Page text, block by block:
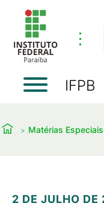
⋮
IFPB
Matérias Especiais
2 DE JULHO DE